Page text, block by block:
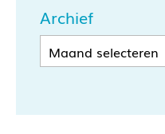
Archief